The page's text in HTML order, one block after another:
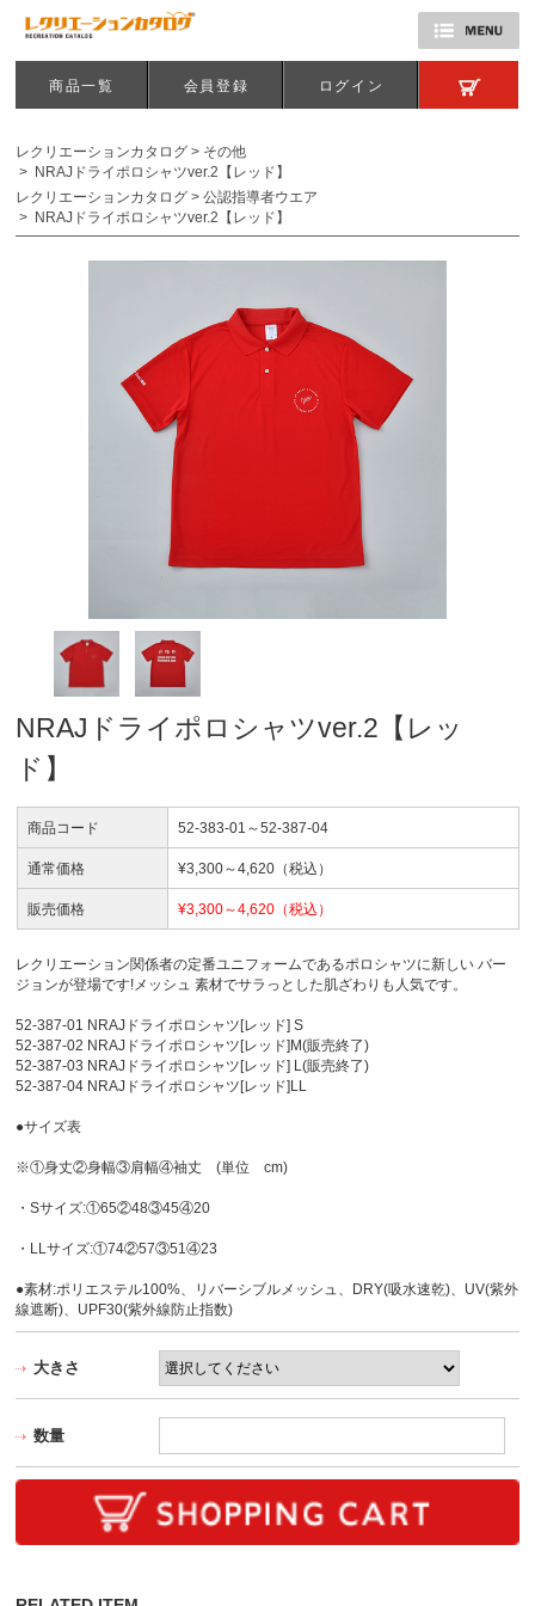
商品一覧 会員登録 ログイン
レクリエーションカタログ > その他
>
NRAJドライポロシャツver.2【レッド】
レクリエーションカタログ >公認指導者ウエア
>
NRAJドライポロシャツver.2【レッド】
NRAJドライポロシャツver.2【レッ
ド】
商品コード 52-383-01～52-387-04
通常価格 ¥3,300～4,620（税込）
販売価格 ¥3,300～4,620（税込）
レクリエーション関係者の定番ユニフォームであるポロシャツに新しい バー
ジョンが登場です!メッシュ 素材でサラっとした肌ざわりも人気です。
52-387-01 NRAJドライポロシャツ[レッド] S
52-387-02 NRAJドライポロシャツ[レッド]M(販売終了)
52-387-03 NRAJドライポロシャツ[レッド] L(販売終了)
52-387-04 NRAJドライポロシャツ[レッド]LL
●サイズ表
※①身丈②身幅③肩幅④袖丈 (単位 cm)
・Sサイズ:①65②48③45④20
・LLサイズ:①74②57③51④23
●素材:ポリエステル100%、リバーシブルメッシュ、DRY(吸水速乾)、UV(紫外
線遮断)、UPF30(紫外線防止指数)
大きさ
数量